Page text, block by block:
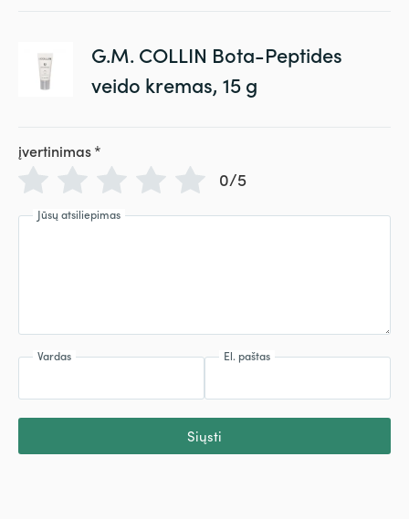
G.M. COLLIN Bota-Peptides
veido kremas, 15 g
įvertinimas*
0/5
Jūsų atsiliepimas
Vardas El. paštas
Siųsti